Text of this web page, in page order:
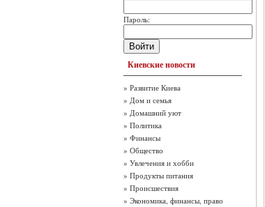
Пароль:
Войти
Киевские новости
» Развитие Киева
» Дом и семья
» Домашний уют
» Политика
» Финансы
» Общество
» Увлечения и хобби
» Продукты питания
» Происшествия
» Экономика, финансы, право